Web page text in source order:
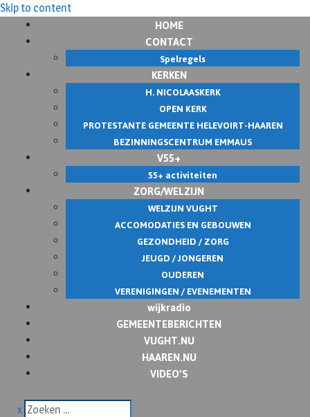
Skip to content
HOME
CONTACT
Spelregels
KERKEN
H. NICOLAASKERK
OPEN KERK
PROTESTANTE GEMEENTE HELEVOIRT-HAAREN
BEZINNINGSCENTRUM EMMAUS
V55+
55+ activiteiten
ZORG/WELZIJN
WELZIJN VUGHT
ACCOMODATIES EN GEBOUWEN
GEZONDHEID / ZORG
JEUGD / JONGEREN
OUDEREN
VERENIGINGEN / EVENEMENTEN
wijkradio
GEMEENTEBERICHTEN
VUGHT.NU
HAAREN.NU
VIDEO’S
x